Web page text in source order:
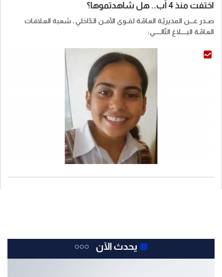
اختفت منذ 4 آب.. هل شاهدتموها؟
صــدر عــــن المديريّـة العـامّـة لقــوى الأمــن الـدّاخلي ـ شعبة العـلاقـات
العـامّـة البــــــلاغ التّالــــــي:
يحدث الآن